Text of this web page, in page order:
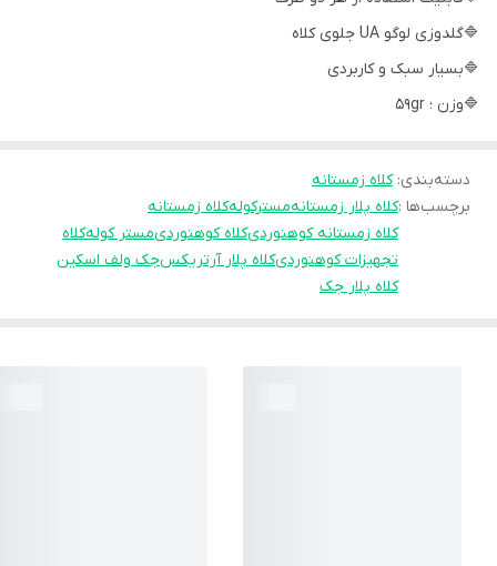
🔷گلدوزی لوگو UA جلوی کلاه
🔷بسیار سبک و کاربردی
🔷وزن ؛ 59gr
دسته‌بندی:کلاه زمستانه
برچسب‌ها :کلاه پلار زمستانهمسترکولهکلاه زمستانه
کلاه زمستانه کوهنوردیکلاه کوهنوردیمستر کولهکلاه
تجهیزات کوهنوردیکلاه پلار آرتریکسجک ولف اسکین
کلاه پلار جک